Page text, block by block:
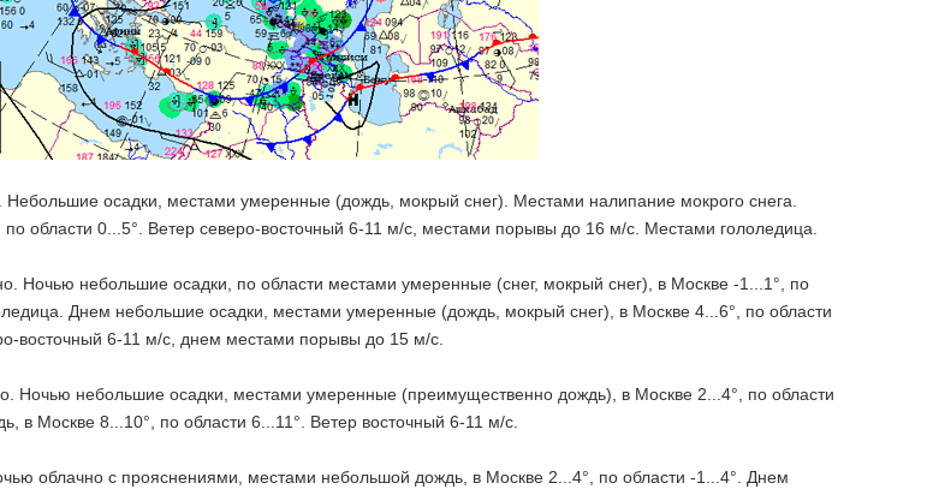
Небольшие осадки, местами умеренные (дождь, мокрый снег). Местами налипание мокрого снега.
области 0...5°. Ветер северо-восточный 6-11 м/с, местами порывы до 16 м/с. Местами гололедица.
Ночью небольшие осадки, по области местами умеренные (снег, мокрый снег), в Москве -1...1°, по
Днем небольшие осадки, местами умеренные (дождь, мокрый снег), в Москве 4...6°, по области
восточный 6-11 м/с, днем местами порывы до 15 м/с.
Ночью небольшие осадки, местами умеренные (преимущественно дождь), в Москве 2...4°, по области
в Москве 8...10°, по области 6...11°. Ветер восточный 6-11 м/с.
облачно с прояснениями, местами небольшой дождь, в Москве 2...4°, по области -1...4°. Днем